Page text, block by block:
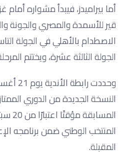
أما بيراميدز، فيبدأ مشواره أمام
قير للأسمدة والمصري والجونة
الاصطدام بالأهلي في الجولة
الجولة الثالثة عشرة، ويختتم
وحددت
النسخة الجديدة من الدوري
المنتخب الوطني ضمن برنامجه
المقبلة.